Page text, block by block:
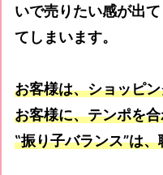
いで売りたい感が出
てしまいます。
お客様は、ショッピ
お客様に、テンポを
‟振り子バランス”は、